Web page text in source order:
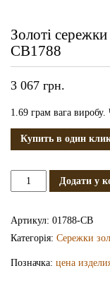
Золоті
СВ1788
3 067 грн.
1.69 грам вага виробу.
Купить в один
Золоті
СВ1788
Додати у
Артикул: 01788-СВ
Категорія: Сережки
Позначка: цена